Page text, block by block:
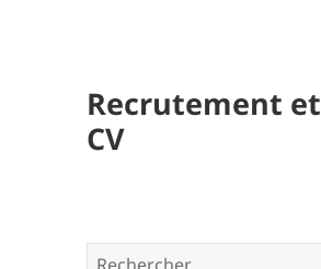
Recrutement et
CV
Rechercher :